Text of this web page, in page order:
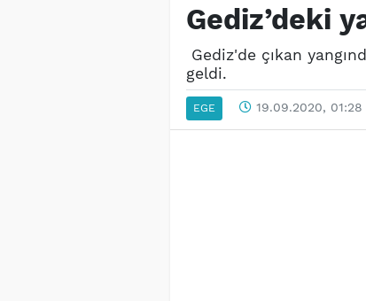
Gediz’deki
Gediz'de çıkan
geldi.
EGE 19.09.2020, 01:28